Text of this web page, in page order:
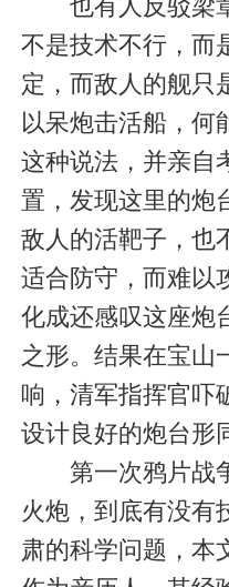
也有人反驳梁章
不是技术不行，而
定，而敌人的舰只
以呆炮击活船，何
这种说法，并亲自
置，发现这里的炮
敌人的活靶子，也
适合防守，而难以
化成还感叹这座炮
之形。结果在宝山
响，清军指挥官吓
设计良好的炮台形
第一次鸦片战争
火炮，到底有没有
肃的科学问题，本